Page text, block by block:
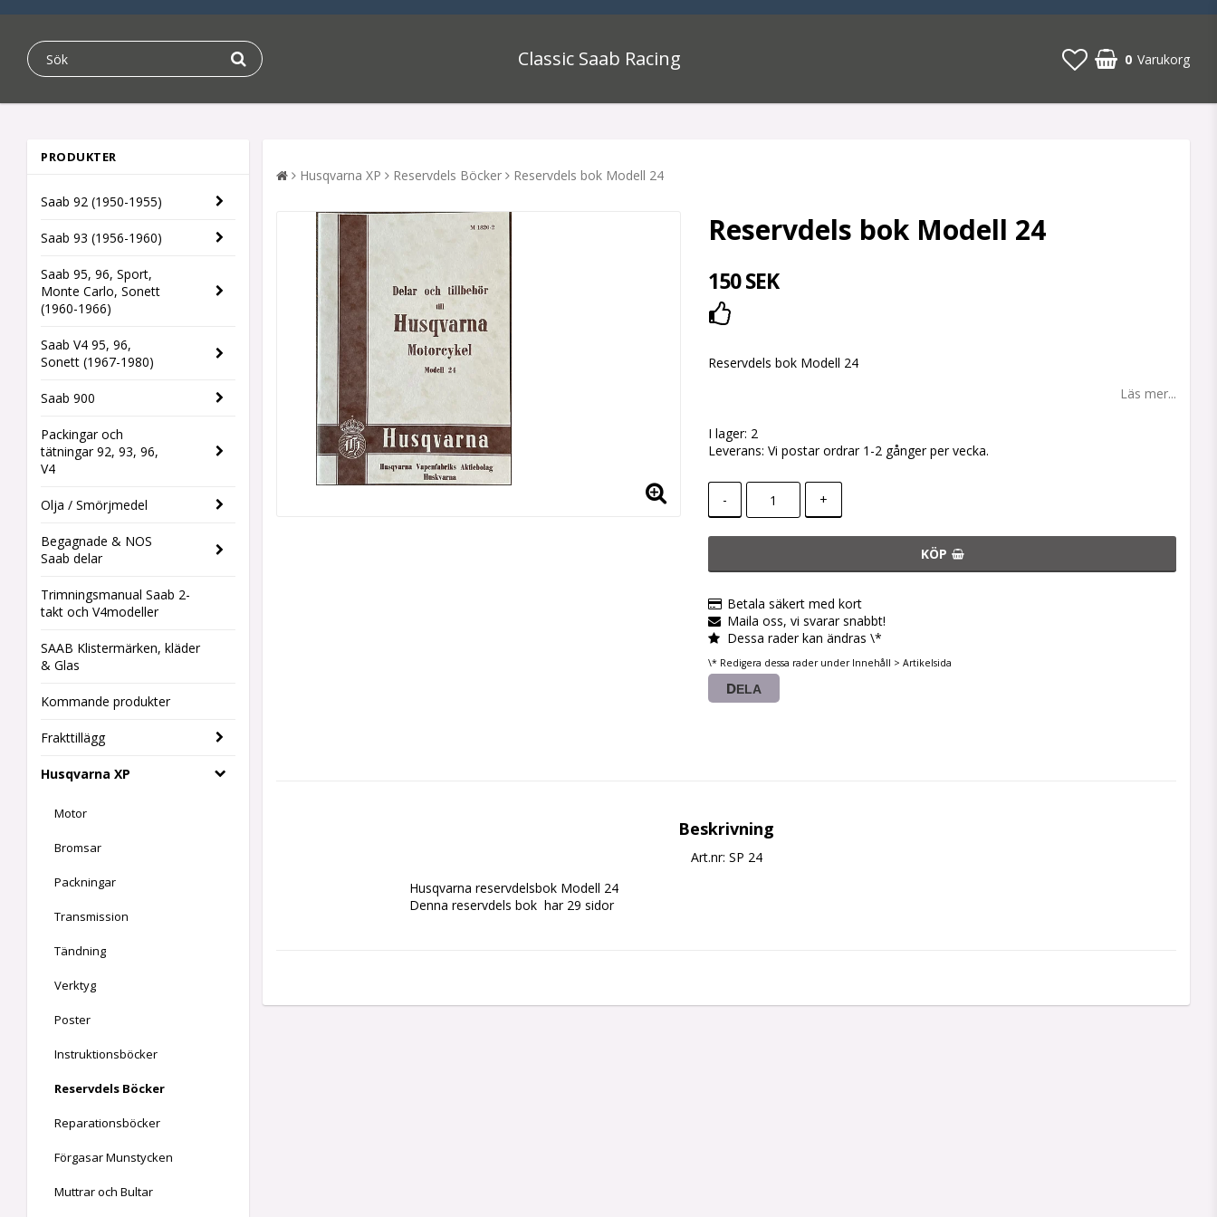
Classic Saab Racing 0 Varukorg
PRODUKTER
Saab 92 (1950-1955)
Saab 93 (1956-1960)
Saab 95, 96, Sport,
Monte Carlo, Sonett
(1960-1966)
Saab V4 95, 96,
Sonett (1967-1980)
Saab 900
Packingar och
tätningar 92, 93, 96,
V4
Olja / Smörjmedel
Begagnade & NOS
Saab delar
Trimningsmanual Saab 2-
takt och V4modeller
SAAB Klistermärken, kläder
& Glas
Kommande produkter
Frakttillägg
Husqvarna XP
Motor
Bromsar
Packningar
Transmission
Tändning
Verktyg
Poster
Instruktionsböcker
Reservdels Böcker
Reparationsböcker
Förgasar Munstycken
Muttrar och Bultar
Husqvarna XP Reservdels Böcker Reservdels bok Modell 24
Reservdels bok Modell 24
150 SEK
Reservdels bok Modell 24
Läs mer...
I lager: 2
Leverans:Vi postar ordrar 1-2 gånger per vecka.
- +
KÖP
Betala säkert med kort
Maila oss, vi svarar snabbt!
Dessa rader kan ändras \*
\* Redigera dessa rader under Innehåll > Artikelsida
DELA
Beskrivning
Art.nr: SP 24
Husqvarna reservdelsbok Modell 24
Denna reservdels bok  har 29 sidor